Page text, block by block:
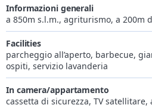
non ha più bisogno di parole, chi
Che cos’è l´agriturismo
dove sentirsi bene e rilassarsi. Un
rende un maso tanto confortevole è
confort dei tempi di oggi. Essere
rinascita dei sensi, a concentrarsi
Annusate il profumo del fieno,
calore del fuoco, vi cibate di
sentite l’aria sulla Vostra pelle e
Informazioni generali
a 850m s.l.m., agriturismo, a 200m
Facilities
parcheggio all’aperto, barbecue,
ospiti, servizio lavanderia
In camera/appartamento
cassetta di sicurezza, TV satellitare,